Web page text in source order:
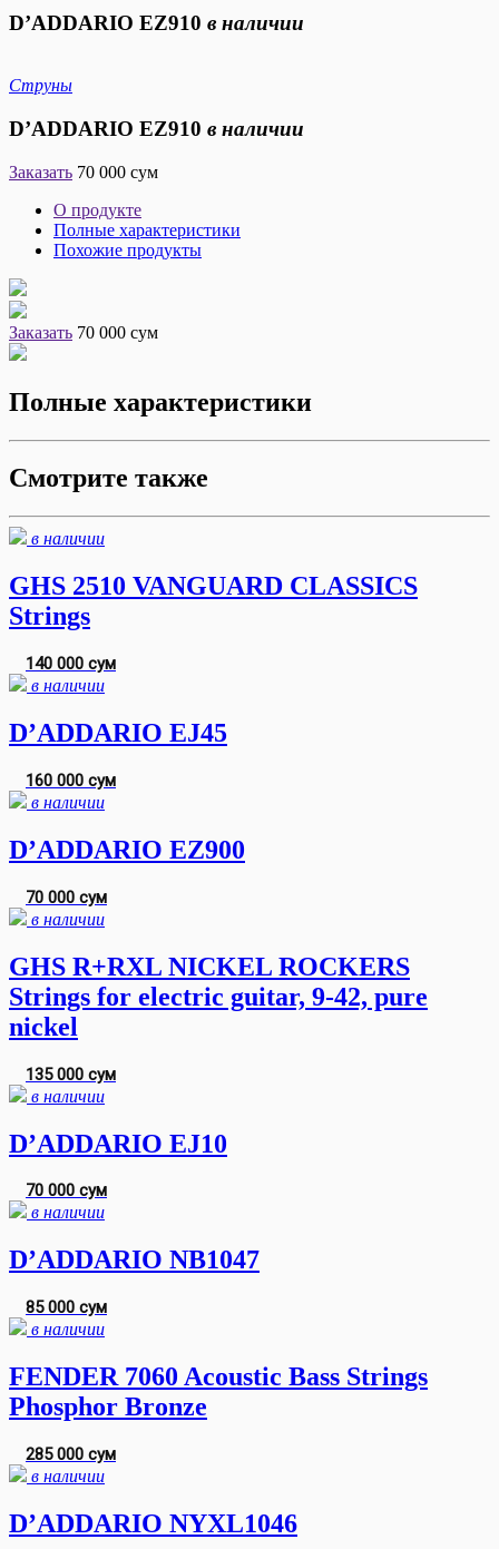
D’ADDARIO EZ910 в наличии
Струны
D’ADDARIO EZ910 в наличии
Заказать 70 000 сум
О продукте
Полные характеристики
Похожие продукты
Заказать 70 000 сум
Полные характеристики
Смотрите также
в наличии
GHS 2510 VANGUARD CLASSICS
Strings
140 000 сум
в наличии
D’ADDARIO EJ45
160 000 сум
в наличии
D’ADDARIO EZ900
70 000 сум
в наличии
GHS R+RXL NICKEL ROCKERS
Strings for electric guitar, 9-42, pure
nickel
135 000 сум
в наличии
D’ADDARIO EJ10
70 000 сум
в наличии
D’ADDARIO NB1047
85 000 сум
в наличии
FENDER 7060 Acoustic Bass Strings
Phosphor Bronze
285 000 сум
в наличии
D’ADDARIO NYXL1046